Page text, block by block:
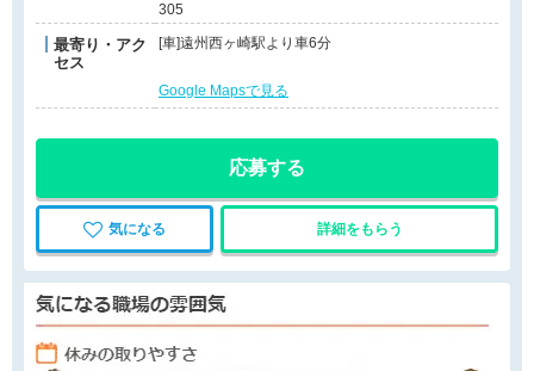
305
最寄り・アク
セス
[車]遠州西ヶ崎駅より車6分
Google Mapsで見る
応募する
気になる 詳細をもらう